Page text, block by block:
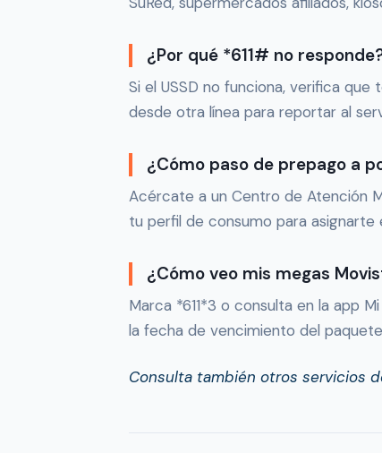
¿Por qué *611# no
Si el USSD no funciona, verifica que
desde otra línea para reportar al
¿Cómo paso de prepago a
Acércate a un Centro de Atención
tu perfil de consumo para asignarte
¿Cómo veo mis megas
Marca *611*3 o consulta en la app
la fecha de vencimiento del
Consulta también otros servicios